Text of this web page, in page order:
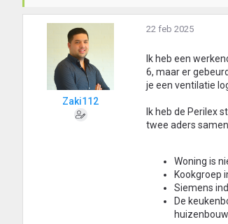
Zaki112
22 feb 2025
Ik heb een
6, maar er
je een ventilatie
Ik heb de Perilex
twee aders
Woning is
Kookgroep
Siemens
De